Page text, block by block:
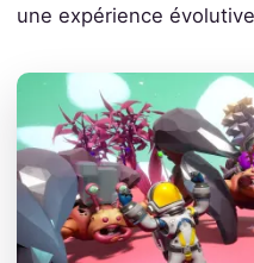
une expérience